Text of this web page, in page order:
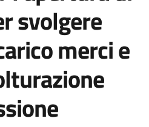
svolgere
merci e